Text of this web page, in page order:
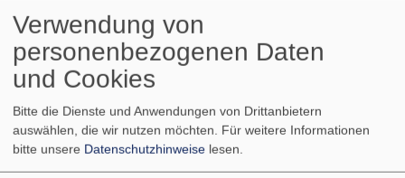
Ihre E-Mail-Adresse
Verwendung von
personenbezogenen Daten
und Cookies
Bitte die Dienste und Anwendungen von Drittanbietern
auswählen, die wir nutzen möchten. Für weitere Informationen
bitte unsere Datenschutzhinweise lesen.